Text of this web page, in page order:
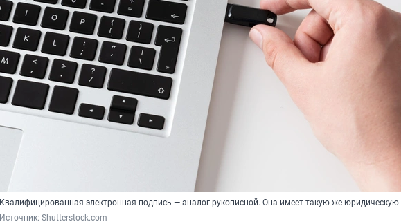
Квалифицированная электронная подпись — аналог рукописной. Она имеет такую же юридическую
Источник: Shutterstock.com